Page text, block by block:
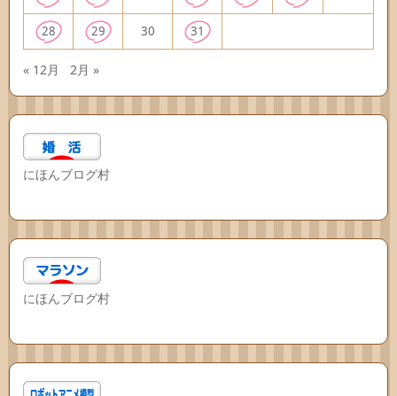
28 29 30 31
« 12月 2月 »
にほんブログ村
にほんブログ村